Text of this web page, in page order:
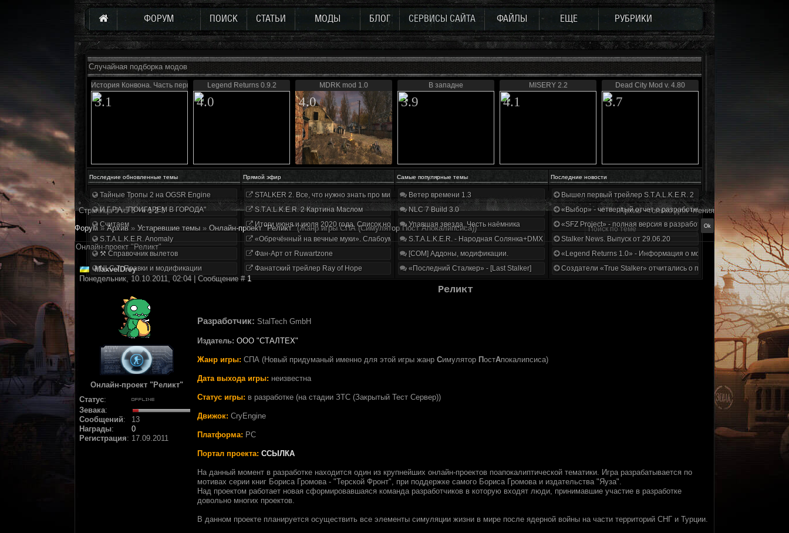
ФОРУМ ПОИСК СТАТЬИ МОДЫ БЛОГ СЕРВИСЫ САЙТА ФАЙЛЫ ЕЩЕ РУБРИКИ
Случайная подборка модов
История Конвона. Часть первая
3.1
Legend Returns 0.9.2
4.0
MDRK mod 1.0
4.0
В западне
3.9
MISERY 2.2
4.1
Dead City Mod v. 4.80
3.7
Последние обновленные темы Прямой эфир Самые популярные темы Последние новости
Тайные Тропы 2 на OGSR Engine
И.Г.Р.А. "ПОИГАРЕМ В ГОРОДА"
Считаем
S.T.A.L.K.E.R. Anomaly
⚒ Справочник вылетов
NLC 7. Правки и модификации
STALKER 2. Все, что нужно знать про мир, геймплей и сюжет | Разбор трейлера
S.T.A.L.K.E.R. 2 Картина Маслом
Итоги июня и июля 2020 года. Список нововведений
«Обречённый на вечные муки». Слабоумие и отвага
Фан-Арт от Ruwartzone
Фанатский трейлер Ray of Hope
Ветер времени 1.3
NLC 7 Build 3.0
Упавшая звезда. Честь наёмника
S.T.A.L.K.E.R. - Народная Солянка+DMX 1.3.5.ООП.МА.К.
[COM] Аддоны, модификации.
«Последний Сталкер» - [Last Stalker]
Вышел первый трейлер S.T.A.L.K.E.R. 2
«Выбор» - четвертый отчет о разработке!
«SFZ Project» - полная версия в разработке!
Stalker News. Выпуск от 29.06.20
«Legend Returns 1.0» - Информация о моде за июнь 2020
Создатели «True Stalker» отчитались о проделанной работе
Страница3из3 « 1 2 3
Архив - только для чтения
Форум » Архив » Устаревшие темы » Онлайн-проект "Реликт" (Жанр игры СПА (Симулятор Пост Апокалипсиса))
Онлайн-проект "Реликт"
MaxvelDrey
Понедельник, 10.10.2011, 02:04 | Сообщение #1
Онлайн-проект "Реликт"
Статус:
Зевака:
Сообщений:
13
Награды:
0
Регистрация: 17.09.2011
Реликт
Разработчик: StalTech GmbH
Издатель: ООО "СТАЛТЕХ"
Жанр игры: СПА (Новый придуманый именно для этой игры жанр Симулятор ПостАпокалипсиса)
Дата выхода игры: неизвестна
Статус игры: в разработке (на стадии ЗТС (Закрытый Тест Сервер))
Движок: CryEngine
Платформа: PC
Портал проекта: ССЫЛКА
На данный момент в разработке находится один из крупнейших онлайн-проектов поапокалиптической тематики. Игра разрабатывается по
мотивах серии книг Бориса Громова - "Терской Фронт", при поддержке самого Бориса Громова и издательства "Яуза".
Над проектом работает новая сформировавшаяся команда разработчиков в которую входят люди, принимавшие участие в разработке
довольно многих проектов.
В данном проекте планируется осуществить все элементы симуляции жизни в мире после ядерной войны на части территорий СНГ и Турции.